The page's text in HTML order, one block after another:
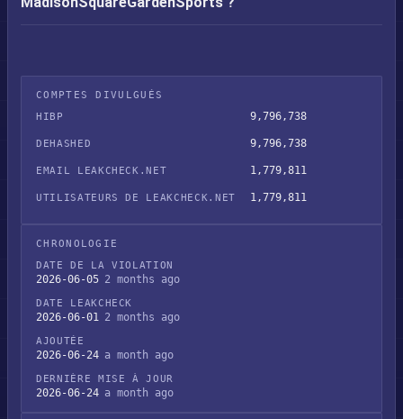
COMPTES DIVULGUÉS
HIBP
9,796,738
DEHASHED 9,796,738
EMAIL LEAKCHECK.NET 1,779,811
UTILISATEURS DE LEAKCHECK.NET 1,779,811
CHRONOLOGIE
DATE DE LA VIOLATION
2026-06-05 2 months ago
DATE LEAKCHECK
2026-06-01 2 months ago
AJOUTÉE
2026-06-24 a month ago
DERNIÈRE MISE À JOUR
2026-06-24 a month ago